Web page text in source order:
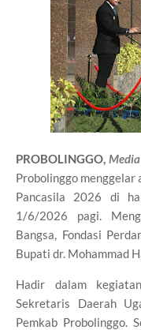
PROBOLINGGO,
Probolinggo
Pancasila 2026 di
1/6/2026 pagi.
Bangsa, Fondasi
Bupati dr. Mohammad
Hadir dalam
Sekretaris Daerah
Pemkab Probolinggo.